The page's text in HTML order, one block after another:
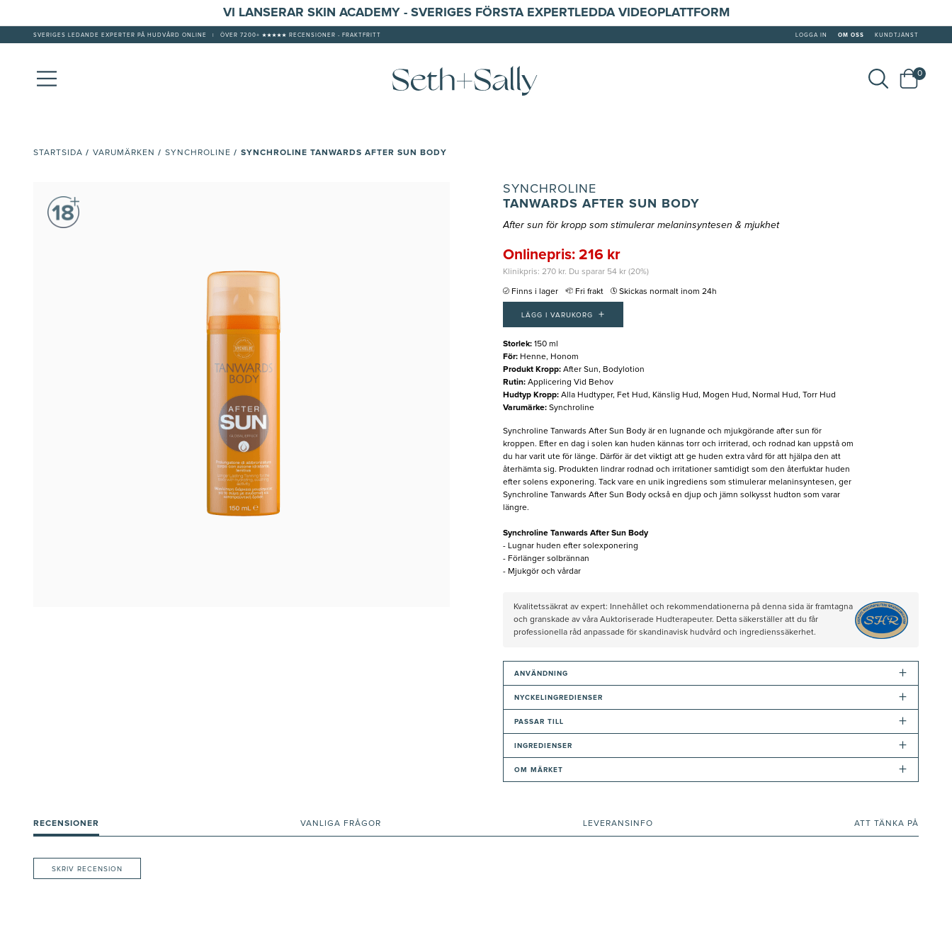
VI LANSERAR SKIN ACADEMY - SVERIGES FÖRSTA EXPERTLEDDA VIDEOPLATTFORM
SVERIGES LEDANDE EXPERTER PÅ HUDVÅRD ONLINE ÖVER 7200+ ★★★★★ RECENSIONER - FRAKTFRITT LOGGA IN OM OSS KUNDTJÄNST
0
STARTSIDA / VARUMÄRKEN / SYNCHROLINE / SYNCHROLINE TANWARDS AFTER SUN BODY
SYNCHROLINE
TANWARDS AFTER SUN BODY
After sun för kropp som stimulerar melaninsyntesen & mjukhet
Onlinepris: 216 kr
Klinikpris: 270 kr. Du sparar 54 kr (20%)
Finns i lager Fri frakt Skickas normalt inom 24h
LÄGG I VARUKORG +
Storlek: 150 ml
För: Henne, Honom
Produkt Kropp: After Sun, Bodylotion
Rutin: Applicering Vid Behov
Hudtyp Kropp: Alla Hudtyper, Fet Hud, Känslig Hud, Mogen Hud, Normal Hud, Torr Hud
Varumärke: Synchroline
Synchroline Tanwards After Sun Body är en lugnande och mjukgörande after sun för
kroppen. Efter en dag i solen kan huden kännas torr och irriterad, och rodnad kan uppstå om
du har varit ute för länge. Därför är det viktigt att ge huden extra vård för att hjälpa den att
återhämta sig. Produkten lindrar rodnad och irritationer samtidigt som den återfuktar huden
efter solens exponering. Tack vare en unik ingrediens som stimulerar melaninsyntesen, ger
Synchroline Tanwards After Sun Body också en djup och jämn solkysst hudton som varar
längre.
Synchroline Tanwards After Sun Body​
- Lugnar huden efter solexponering
- Förlänger solbrännan
- Mjukgör och vårdar
Kvalitetssäkrat av expert: Innehållet och rekommendationerna på denna sida är framtagna
och granskade av våra Auktoriserade Hudterapeuter. Detta säkerställer att du får
professionella råd anpassade för skandinavisk hudvård och ingredienssäkerhet.
ANVÄNDNING +
NYCKELINGREDIENSER +
PASSAR TILL +
INGREDIENSER +
OM MÄRKET +
RECENSIONER VANLIGA FRÅGOR LEVERANSINFO ATT TÄNKA PÅ
SKRIV RECENSION